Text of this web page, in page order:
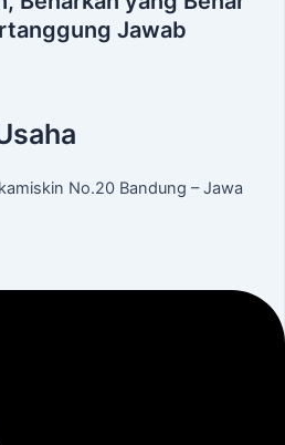
Jawab
No.20 Bandung – Jawa